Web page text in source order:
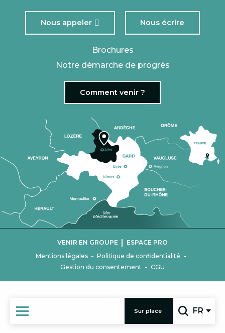
Sur place FR
Nous appeler Nous écrire
Brochures
Notre démarche de progrès
Comment venir ?
Mentions légales - Politique de confidentialité -
Gestion du consentement - CGU
VENIR EN GROUPE | ESPACE PRO